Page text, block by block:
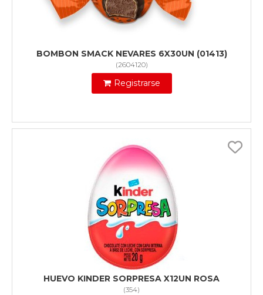
BOMBON SMACK NEVARES 6X30UN (01413)
(2604120)
Registrarse
HUEVO KINDER SORPRESA X12UN ROSA
(354)